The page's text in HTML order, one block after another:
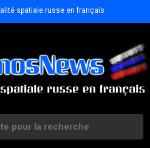
spatiale russe en français